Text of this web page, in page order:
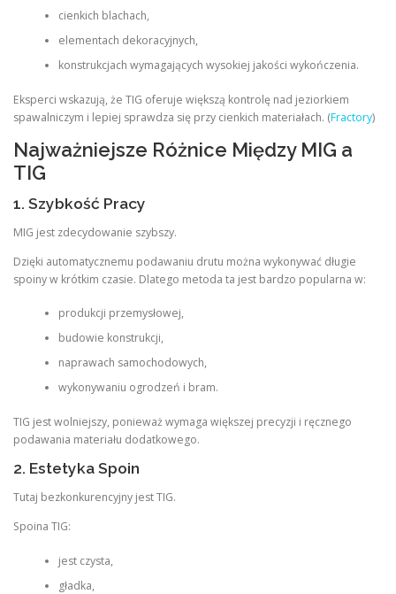
cienkich blachach,
elementach dekoracyjnych,
konstrukcjach wymagających wysokiej jakości wykończenia.
Eksperci wskazują, że TIG oferuje większą kontrolę nad jeziorkiem
spawalniczym i lepiej sprawdza się przy cienkich materiałach. (Fractory)
Najważniejsze Różnice Między MIG a
TIG
1. Szybkość Pracy
MIG jest zdecydowanie szybszy.
Dzięki automatycznemu podawaniu drutu można wykonywać długie
spoiny w krótkim czasie. Dlatego metoda ta jest bardzo popularna w:
produkcji przemysłowej,
budowie konstrukcji,
naprawach samochodowych,
wykonywaniu ogrodzeń i bram.
TIG jest wolniejszy, ponieważ wymaga większej precyzji i ręcznego
podawania materiału dodatkowego.
2. Estetyka Spoin
Tutaj bezkonkurencyjny jest TIG.
Spoina TIG:
jest czysta,
gładka,